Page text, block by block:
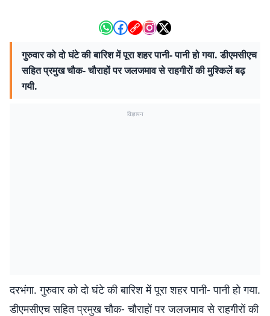
गुरुवार को दो घंटे की बारिश में पूरा शहर पानी- पानी हो गया. डीएमसीएच
सहित प्रमुख चौक- चौराहों पर जलजमाव से राहगीरों की मुश्किलें बढ़
गयी.
विज्ञापन
दरभंगा. गुरुवार को दो घंटे की बारिश में पूरा शहर पानी- पानी हो गया.
डीएमसीएच सहित प्रमुख चौक- चौराहों पर जलजमाव से राहगीरों की